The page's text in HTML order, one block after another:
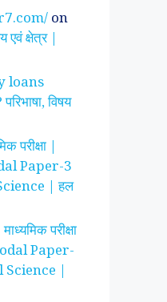
विलियम्स ~
मूल की अन्तरिक्ष
on
एवं क्षेत्र |
loans
विषय
परीक्षा |
Paper-3
| हल
परीक्षा
Paper-
Science |